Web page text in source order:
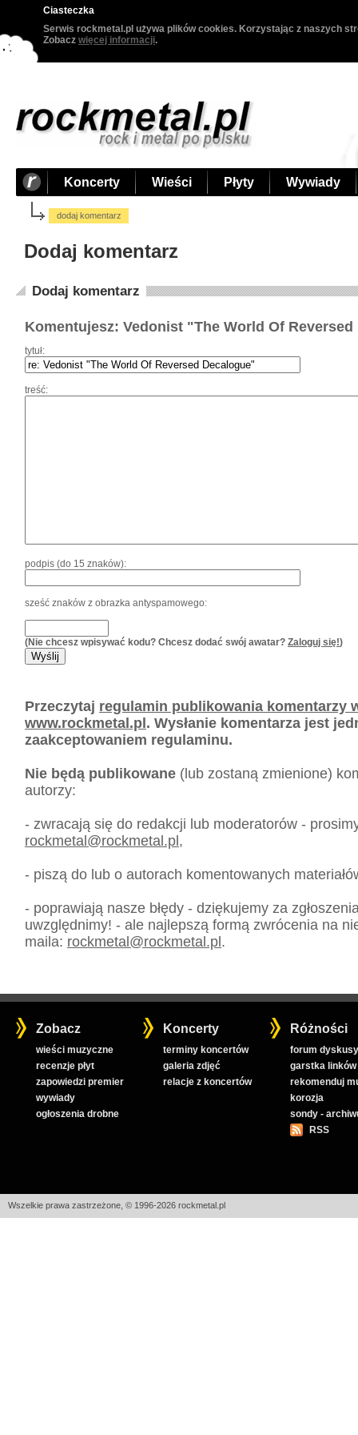
Ciasteczka
Serwis rockmetal.pl używa plików cookies. Korzystając z naszych
Zobacz więcej informacji.
Koncerty Wieści Płyty Wywiady
dodaj komentarz
Dodaj komentarz
Dodaj komentarz
Komentujesz: Vedonist "The World Of
tytuł:
treść:
podpis (do 15 znaków):
sześć znaków z obrazka antyspamowego:
(Nie chcesz wpisywać kodu? Chcesz dodać swój awatar? Zaloguj się!)
Przeczytaj regulamin publikowania komentarzy
www.rockmetal.pl. Wysłanie komentarza jest
zaakceptowaniem regulaminu.
Nie będą publikowane (lub zostaną zmienione)
autorzy:
- zwracają się do redakcji lub moderatorów -
rockmetal@rockmetal.pl,
- piszą do lub o autorach komentowanych
- poprawiają nasze błędy - dziękujemy za
uwzględnimy! - ale najlepszą formą zwrócenia na
maila: rockmetal@rockmetal.pl.
Zobacz
wieści muzyczne
recenzje płyt
zapowiedzi premier
wywiady
ogłoszenia drobne
Koncerty
terminy koncertów
galeria zdjęć
relacje z koncertów
Różności
forum
garstka linków
rekomenduj
korozja
sondy -
RSS
Wszelkie prawa zastrzeżone, © 1996-2026 rockmetal.pl